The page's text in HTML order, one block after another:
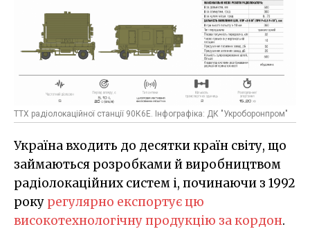
ТТХ радіолокаційної станції 90К6Е. Інфографіка: ДК "Укроборонпром"
Україна входить до десятки країн світу, що
займаються розробками й виробництвом
радіолокаційних систем і, починаючи з 1992
року регулярно експортує цю
високотехнологічну продукцію за кордон.